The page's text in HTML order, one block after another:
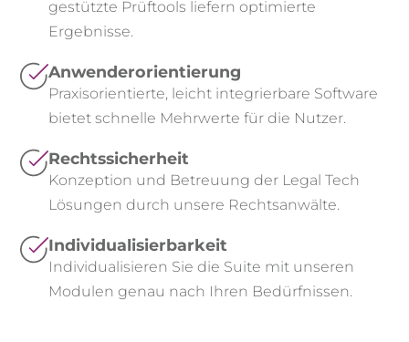
gestützte Prüftools liefern optimierte
Ergebnisse.
Anwenderorientierung
Praxisorientierte, leicht integrierbare Software
bietet schnelle Mehrwerte für die Nutzer.
Rechtssicherheit
Konzeption und Betreuung der Legal Tech
Lösungen durch unsere Rechtsanwälte.
Individualisierbarkeit
Individualisieren Sie die Suite mit unseren
Modulen genau nach Ihren Bedürfnissen.